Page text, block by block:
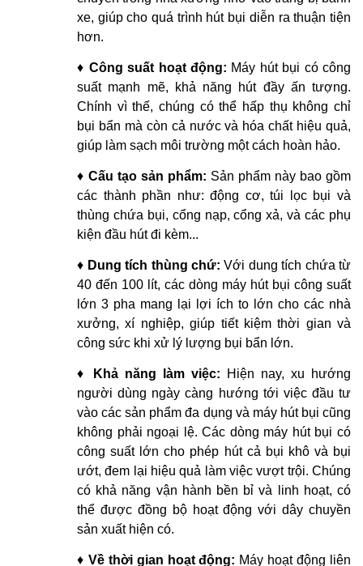
xe, giúp cho quá trình hút bụi diễn ra thuận tiện
hơn.
♦ Công suất hoạt động: Máy hút bụi có công
suất mạnh mẽ, khả năng hút đầy ấn tượng.
Chính vì thế, chúng có thể hấp thụ không chỉ
bụi bẩn mà còn cả nước và hóa chất hiệu quả,
giúp làm sạch môi trường một cách hoàn hảo.
♦ Cấu tạo sản phẩm: Sản phẩm này bao gồm
các thành phần như: động cơ, túi lọc bụi và
thùng chứa bụi, cổng nạp, cổng xả, và các phụ
kiện đầu hút đi kèm...
♦ Dung tích thùng chứ: Với dung tích chứa từ
40 đến 100 lít, các dòng máy hút bụi công suất
lớn 3 pha mang lại lợi ích to lớn cho các nhà
xưởng, xí nghiệp, giúp tiết kiệm thời gian và
công sức khi xử lý lượng bụi bẩn lớn.
♦ Khả năng làm việc: Hiện nay, xu hướng
người dùng ngày càng hướng tới việc đầu tư
vào các sản phẩm đa dụng và máy hút bụi cũng
không phải ngoại lệ. Các dòng máy hút bụi có
công suất lớn cho phép hút cả bụi khô và bụi
ướt, đem lại hiệu quả làm việc vượt trội. Chúng
có khả năng vận hành bền bỉ và linh hoạt, có
thể được đồng bộ hoạt động với dây chuyền
sản xuất hiện có.
♦ Về thời gian hoạt động: Máy hoạt động liên